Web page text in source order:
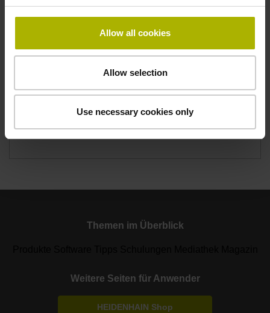
Allow all cookies
Allow selection
Use necessary cookies only
€ 1000,- zzgl. MWSt. pro Teilnehmer
2 Tage
Dienstag bis Mittwoch
Themen im Überblick
Weitere Seiten für Anwender
HEIDENHAIN Shop